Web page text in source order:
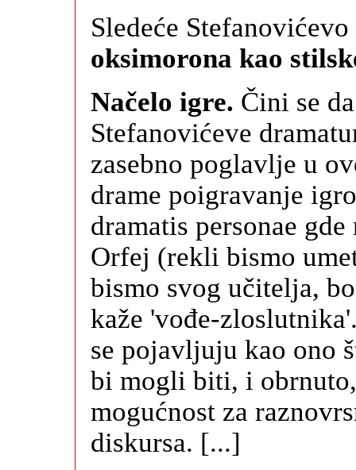
Sledeće
oksimorona kao
Načelo igre. Čini se
Stefanovićeve
zasebno poglavlje u
drame poigravanje
dramatis personae
Orfej (rekli bismo
bismo svog učitelja,
kaže 'vođe-
se pojavljuju kao ono
bi mogli biti, i
mogućnost za
diskursa. [...]